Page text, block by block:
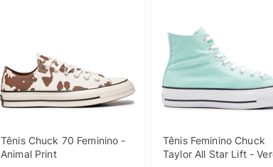
Tênis Chuck 70 Feminino -
Animal Print
Tênis Feminino Chuck
Taylor All Star Lift -